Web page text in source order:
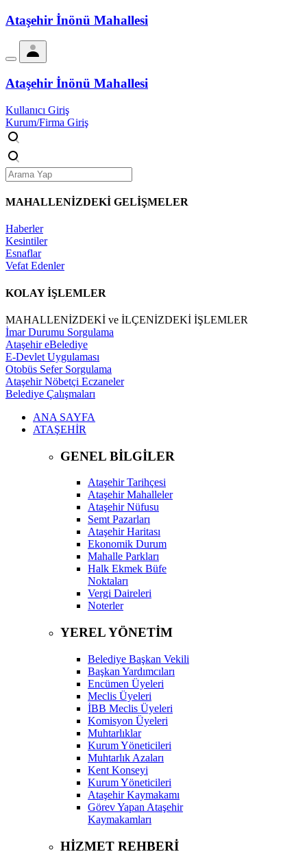
Ataşehir İnönü Mahallesi
Ataşehir İnönü Mahallesi
Kullanıcı Giriş
Kurum/Firma Giriş
MAHALLENİZDEKİ GELİŞMELER
Haberler
Kesintiler
Esnaflar
Vefat Edenler
KOLAY İŞLEMLER
MAHALLENİZDEKİ ve İLÇENİZDEKİ İŞLEMLER
İmar Durumu Sorgulama
Ataşehir eBelediye
E-Devlet Uygulaması
Otobüs Sefer Sorgulama
Ataşehir Nöbetçi Eczaneler
Belediye Çalışmaları
ANA SAYFA
ATAŞEHİR
GENEL BİLGİLER
Ataşehir Tarihçesi
Ataşehir Mahalleler
Ataşehir Nüfusu
Semt Pazarları
Ataşehir Haritası
Ekonomik Durum
Mahalle Parkları
Halk Ekmek Büfe
Noktaları
Vergi Daireleri
Noterler
YEREL YÖNETİM
Belediye Başkan Vekili
Başkan Yardımcıları
Encümen Üyeleri
Meclis Üyeleri
İBB Meclis Üyeleri
Komisyon Üyeleri
Muhtarlıklar
Kurum Yöneticileri
Muhtarlık Azaları
Kent Konseyi
Kurum Yöneticileri
Ataşehir Kaymakamı
Görev Yapan Ataşehir
Kaymakamları
HİZMET REHBERİ